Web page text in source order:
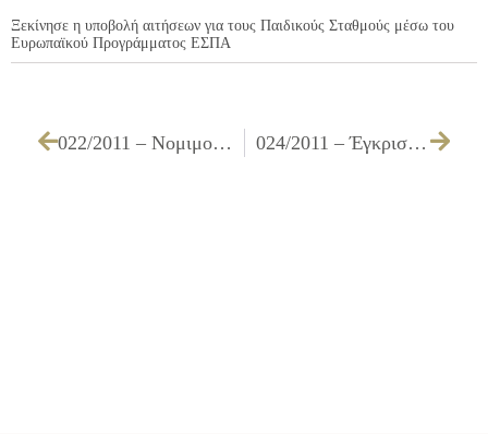
Ξεκίνησε η υποβολή αιτήσεων για τους Παιδικούς Σταθμούς μέσω του
Ευρωπαϊκού Προγράμματος ΕΣΠΑ
022/2011 – Νομιμοποίηση δαπανών και απαλλαγή υπολόγου του διαχείρισης Παγίας Προκαταβολής οικονομικού έτους 2010 024/2011 – Έγκριση πίστωσης τεχνικών προδιαγραφών και καθορισμός τρόπου εκτέλεσης για την «Προμήθεια ειδών για εκδηλώσεις της Κοινωνικής Υπηρεσίας του Δήμου Ιλίου κατά το έτος 2011»